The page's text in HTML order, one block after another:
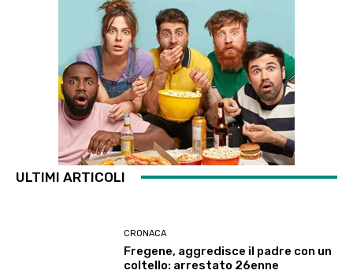
ULTIMI ARTICOLI
CRONACA
Fregene, aggredisce il padre con un
coltello: arrestato 26enne